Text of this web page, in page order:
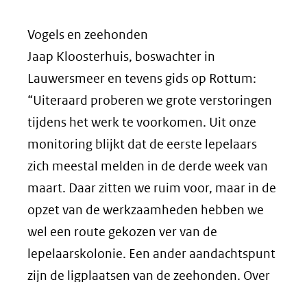
Vogels en zeehonden
Jaap Kloosterhuis, boswachter in
Lauwersmeer en tevens gids op Rottum:
“Uiteraard proberen we grote verstoringen
tijdens het werk te voorkomen. Uit onze
monitoring blijkt dat de eerste lepelaars
zich meestal melden in de derde week van
maart. Daar zitten we ruim voor, maar in de
opzet van de werkzaamheden hebben we
wel een route gekozen ver van de
lepelaarskolonie. Een ander aandachtspunt
zijn de ligplaatsen van de zeehonden. Over